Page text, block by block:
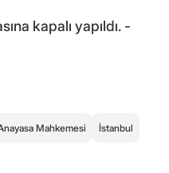
kapalı yapıldı. -
Mahkemesi İstanbul